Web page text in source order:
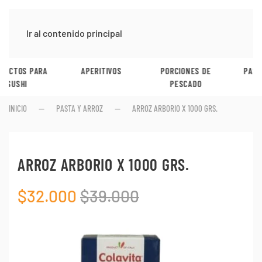
Ir al contenido principal
APERITIVOS
PORCIONES DE
PASTA Y ARROZ
INICIO PASTA Y ARROZ ARROZ ARBORIO X 1000 GRS.
ARROZ ARBORIO X 1000 GRS.
$32.000 $39.000